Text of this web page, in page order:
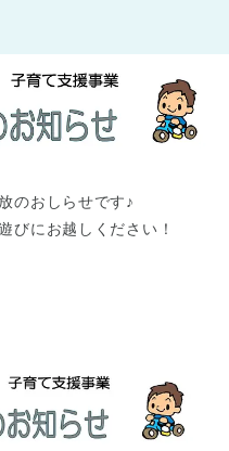
府県
す
のおしらせです♪
びにお越しください！